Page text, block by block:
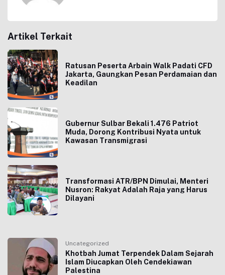
Artikel Terkait
Ratusan Peserta Arbain Walk Padati CFD
Jakarta, Gaungkan Pesan Perdamaian dan
Keadilan
Gubernur Sulbar Bekali 1.476 Patriot
Muda, Dorong Kontribusi Nyata untuk
Kawasan Transmigrasi
Transformasi ATR/BPN Dimulai, Menteri
Nusron: Rakyat Adalah Raja yang Harus
Dilayani
Uncategorized
Khotbah Jumat Terpendek Dalam Sejarah
Islam Diucapkan Oleh Cendekiawan
Palestina